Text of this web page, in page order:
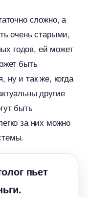
сложно, а
очень старыми,
годов, ей может
быть
ну и так же, когда
другие
быть
за них можно
пьет